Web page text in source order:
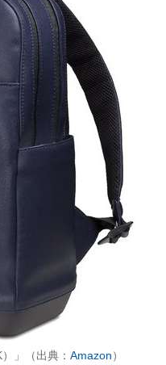
」（出典： Amazon）